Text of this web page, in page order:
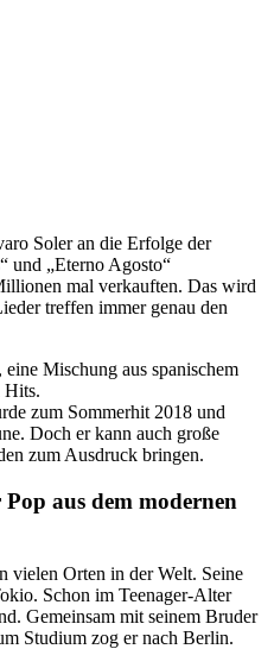
Soler an die Erfolge der
und „Eterno Agosto“
mal verkauften. Das wird
treffen immer genau den
Mischung aus spanischem
Hits.
zum Sommerhit 2018 und
Doch er kann auch große
zum Ausdruck bringen.
aus dem modernen
vielen Orten in der Welt. Seine
Schon im Teenager-Alter
Gemeinsam mit seinem Bruder
Studium zog er nach Berlin.